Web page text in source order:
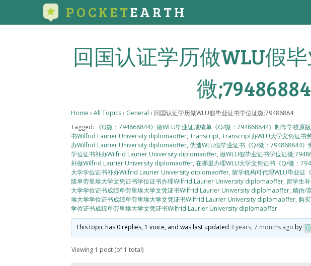
POCKETEARTH
回国认证学历做WLU假
微;79486884
Home › All Topics› General › 回国认证学历做WLU假毕业证书学位证微;79486884
Tagged:
《Q微：794868844》做WLU毕业证成绩单《Q/微：794868844》制作学校原
书Wilfrid Laurier University diplomaoffer,Transcript,Transcript办WLU大学文凭证书
办Wilfrid Laurier University diplomaoffer,伪造WLU假毕业证书《Q/微：794868844》
学位证书补办Wilfrid Laurier University diplomaoffer,做WLU假毕业证书学位证微
补做Wilfrid Laurier University diplomaoffer,在哪里办理WLU大学文凭证书《Q/微：
大学学位证书补办Wilfrid Laurier University diplomaoffer, 留学机构可代理WLU毕业证
绩单劳里埃大学文凭证书学位证书办理Wilfrid Laurier University diplomaoffer, 留学生
大学学位证书成绩单劳里埃大学文凭证书Wilfrid Laurier University diplomaoffer,精仿/
埃大学学位证书成绩单劳里埃大学文凭证书Wilfrid Laurier University diplomaoffer, 购
学位证书成绩单劳里埃大学文凭证书Wilfrid Laurier University diplomaoffer
This topic has 0 replies, 1 voice, and was last updated3 years, 7 months ago by
Viewing 1 post (of 1 total)